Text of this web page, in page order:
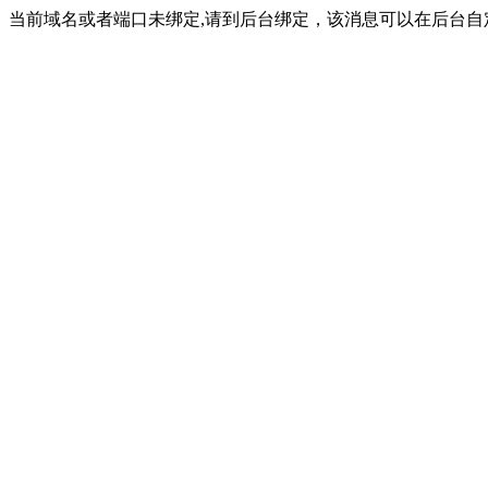
当前域名或者端口未绑定,请到后台绑定，该消息可以在后台自